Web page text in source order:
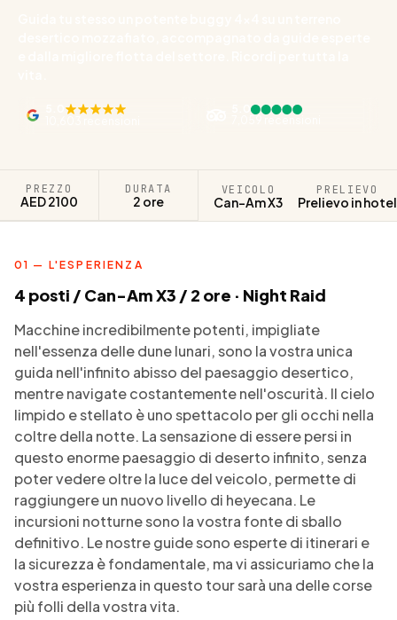
PREZZO
AED 2100
DURATA
2 ore
VEICOLO
Can-Am X3
PRELIEVO
Prelievo in hotel
01 — L'ESPERIENZA
4 posti / Can-Am X3 / 2 ore · Night Raid
Macchine incredibilmente potenti, impigliate
nell'essenza delle dune lunari, sono la vostra unica
guida nell'infinito abisso del paesaggio desertico,
mentre navigate costantemente nell'oscurità. Il cielo
limpido e stellato è uno spettacolo per gli occhi nella
coltre della notte. La sensazione di essere persi in
questo enorme paesaggio di deserto infinito, senza
poter vedere oltre la luce del veicolo, permette di
raggiungere un nuovo livello di heyecana. Le
incursioni notturne sono la vostra fonte di sballo
definitivo. Le nostre guide sono esperte di itinerari e
la sicurezza è fondamentale, ma vi assicuriamo che la
vostra esperienza in questo tour sarà una delle corse
più folli della vostra vita.